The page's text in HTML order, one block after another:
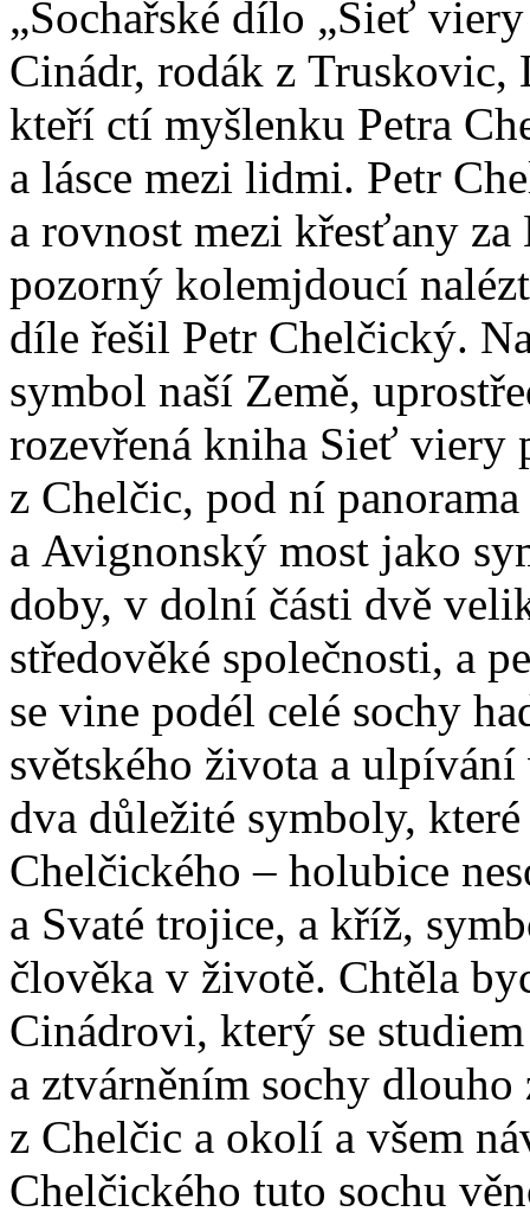
„Sochařské dílo „Sieť
Cinádr, rodák z Truskovic,
kteří ctí myšlenku Petra
a lásce mezi lidmi. Petr
a rovnost mezi křesťany za
pozorný kolemjdoucí
díle řešil Petr Chelčický.
symbol naší Země,
rozevřená kniha Sieť viery
z Chelčic, pod ní
a Avignonský most jako
doby, v dolní části dvě
středověké společnosti, a
se vine podél celé sochy
světského života a
dva důležité symboly,
Chelčického – holubice
a Svaté trojice, a kříž,
člověka v životě. Chtěla
Cinádrovi, který se
a ztvárněním sochy
z Chelčic a okolí a všem
Chelčického tuto sochu